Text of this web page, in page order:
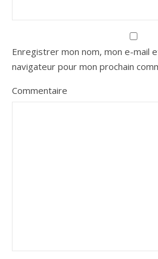
Enregistrer mon nom, mon e-mail
navigateur pour mon prochain
Commentaire